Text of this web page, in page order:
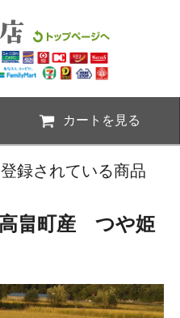
カートを見る
録されている商品
畠町産 つや姫